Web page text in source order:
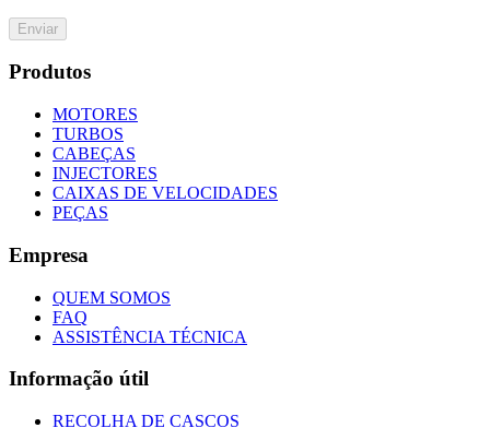
Enviar
Produtos
MOTORES
TURBOS
CABEÇAS
INJECTORES
CAIXAS DE VELOCIDADES
PEÇAS
Empresa
QUEM SOMOS
FAQ
ASSISTÊNCIA TÉCNICA
Informação útil
RECOLHA DE CASCOS